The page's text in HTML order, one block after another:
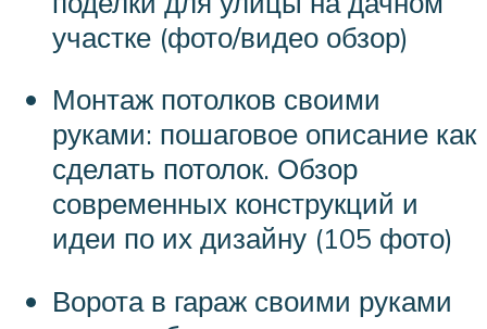
участке (фото/видео обзор)
Монтаж потолков своими
руками: пошаговое описание как
сделать потолок. Обзор
современных конструкций и
идеи по их дизайну (105 фото)
Ворота в гараж своими руками